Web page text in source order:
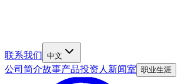
联系我们 中文
公司简介故事产品投资人新闻室 职业生涯